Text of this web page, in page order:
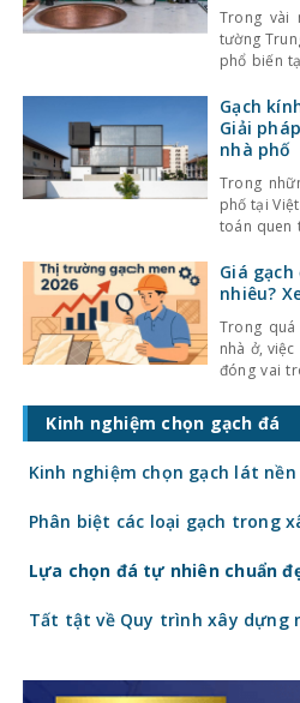
Trong vài
tường
phổ biến
Bên cạnh
không
nhu cầu sử
Gạch
Giải
nhà phố
Trong
phố tại
toán quen
che chắn
khiến
Giá
nhiêu?
Trong
nhà ở,
đóng vai
giá gạch
trực tiếp
Kinh nghiệm chọn gạch đá
Kinh nghiệm chọn gạch lát nền
Phân biệt các loại gạch trong
Lựa chọn đá tự nhiên chuẩn
Tất tật về Quy trình xây dựng